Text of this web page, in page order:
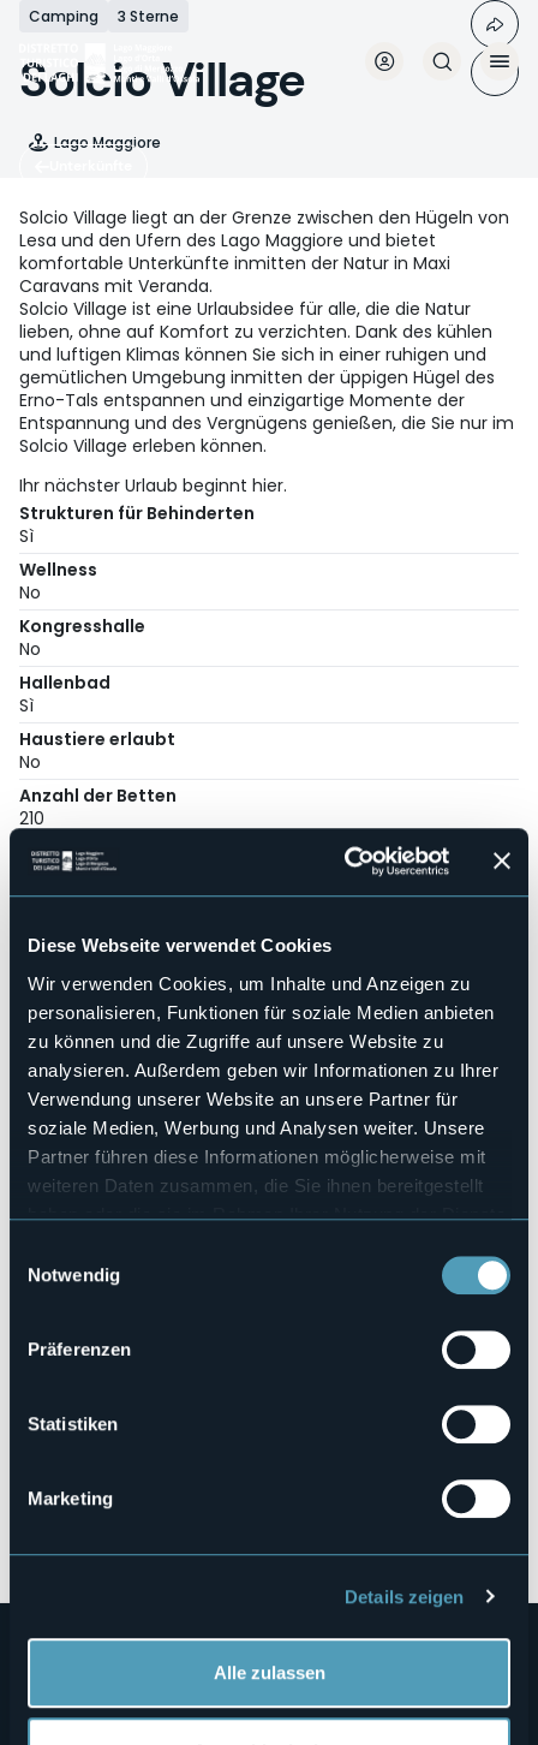
Diese Webseite verwendet Cookies
Wir verwenden Cookies, um Inhalte und Anzeigen zu
personalisieren, Funktionen für soziale Medien anbieten
zu können und die Zugriffe auf unsere Website zu
analysieren. Außerdem geben wir Informationen zu Ihrer
Verwendung unserer Website an unsere Partner für
soziale Medien, Werbung und Analysen weiter. Unsere
Partner führen diese Informationen möglicherweise mit
weiteren Daten zusammen, die Sie ihnen bereitgestellt
haben oder die sie im Rahmen Ihrer Nutzung der Dienste
Notwendig
Präferenzen
Statistiken
Marketing
Details zeigen
Alle zulassen
Direkt
Inhalt
Camping 3 Sterne
Solcio Village
Lago Maggiore
Solcio Village liegt an der Grenze zwischen den Hügeln von
Lesa und den Ufern des Lago Maggiore und bietet
komfortable Unterkünfte inmitten der Natur in Maxi
Caravans mit Veranda.
Solcio Village ist eine Urlaubsidee für alle, die die Natur
lieben, ohne auf Komfort zu verzichten. Dank des kühlen
und luftigen Klimas können Sie sich in einer ruhigen und
gemütlichen Umgebung inmitten der üppigen Hügel des
Erno-Tals entspannen und einzigartige Momente der
Entspannung und des Vergnügens genießen, die Sie nur im
Solcio Village erleben können.
Ihr nächster Urlaub beginnt hier.
Strukturen für Behinderten
Sì
Wellness
No
Kongresshalle
No
Hallenbad
Sì
Haustiere erlaubt
No
Anzahl der Betten
210
Mobilehome
42
https://www.solciovillage.com/
Telefon
+39 0322 076853
Codice CIR
003084-VIT-00001
Buchen
28040 - Lesa (NO)